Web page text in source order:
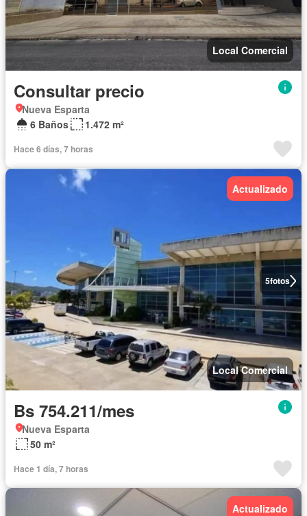
Local Comercial
Consultar precio
Nueva Esparta
6 Baños
1.472 m²
Hace 6 días, 7 horas
5fotos
Actualizado
Local Comercial
Bs 754.211/mes
Nueva Esparta
50 m²
Hace 1 día, 7 horas
Actualizado